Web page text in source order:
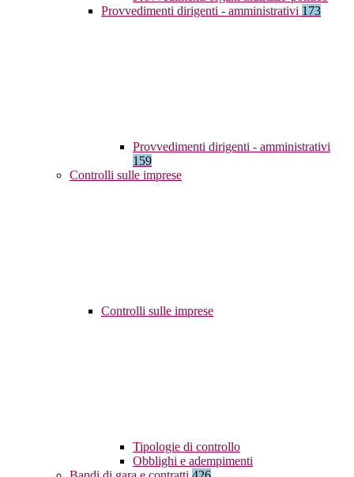
Provvedimenti dirigenti - amministrativi 173
Provvedimenti dirigenti - amministrativi
159
Controlli sulle imprese
Controlli sulle imprese
Tipologie di controllo
Obblighi e adempimenti